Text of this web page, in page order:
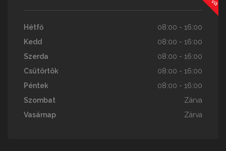
Hétfő
08:00 - 16:00
Kedd
08:00 - 16:00
Szerda
08:00 - 16:00
Csütörtök
08:00 - 16:00
Péntek
08:00 - 16:00
Szombat
Zárva
Vasárnap
Zárva